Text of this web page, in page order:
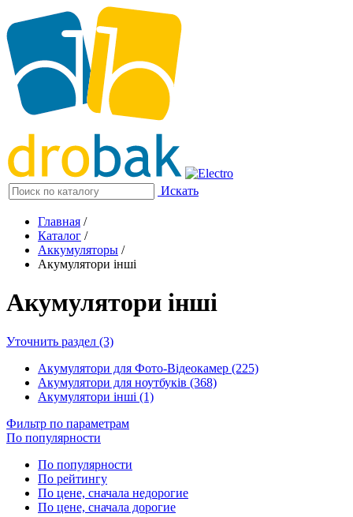
Искать
Главная /
Каталог /
Аккумуляторы /
Акумулятори інші
Акумулятори інші
Уточнить раздел (3)
Акумулятори для Фото-Відеокамер (225)
Акумулятори для ноутбуків (368)
Акумулятори інші (1)
Фильтр по параметрам
По популярности
По популярности
По рейтингу
По цене, сначала недорогие
По цене, сначала дорогие